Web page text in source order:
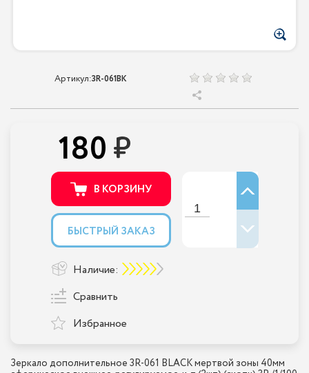
Артикул:3R-061BK
Зеркало дополнительное 3R-061 BLACK мертвой зоны 40мм
180
В КОРЗИНУ
БЫСТРЫЙ ЗАКАЗ
Наличие:
Сравнить
Избранное